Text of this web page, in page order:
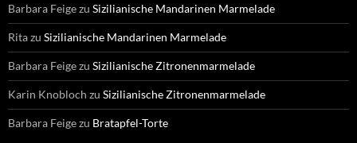
Barbara Feigezu Sizilianische Mandarinen Marmelade
Ritazu Sizilianische Mandarinen Marmelade
Barbara Feigezu Sizilianische Zitronenmarmelade
Karin Knobloch zu Sizilianische Zitronenmarmelade
Barbara Feigezu Bratapfel-Torte